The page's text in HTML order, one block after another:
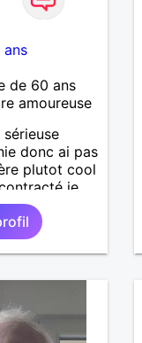
ans
de 60 ans
amoureuse
donc ai pas
plutot cool
je
une
nature
de simple